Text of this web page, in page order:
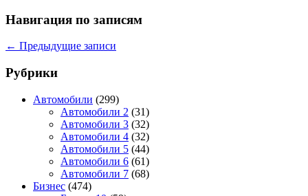
Навигация по записям
← Предыдущие записи
Рубрики
Автомобили (299)
Автомобили 2 (31)
Автомобили 3 (32)
Автомобили 4 (32)
Автомобили 5 (44)
Автомобили 6 (61)
Автомобили 7 (68)
Бизнес (474)